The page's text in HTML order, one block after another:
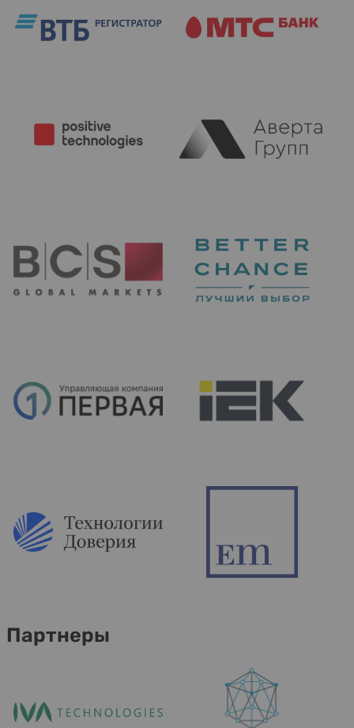
Партнеры